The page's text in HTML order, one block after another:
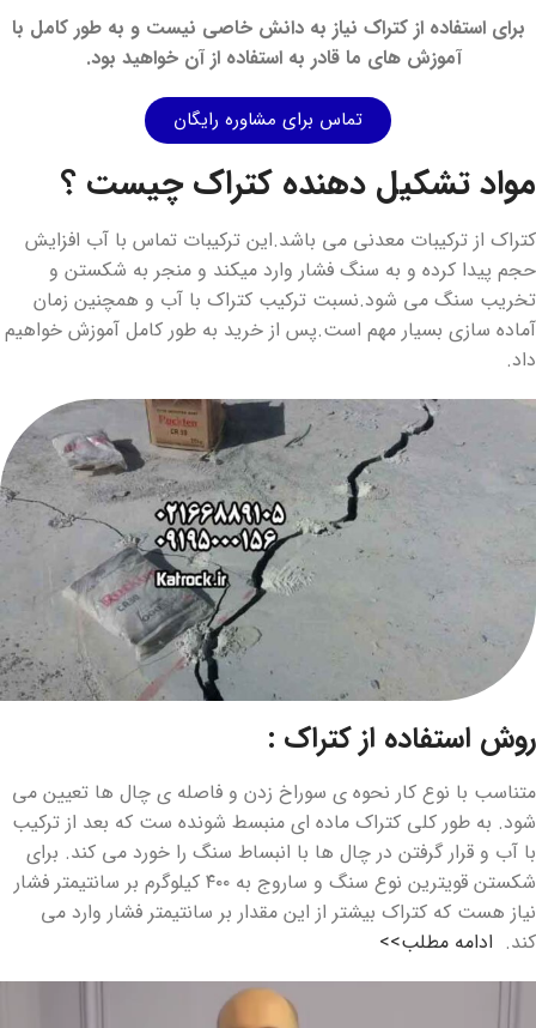
برای استفاده از کتراک نیاز به دانش خاصی نیست و به طور کامل با
آموزش های ما قادر به استفاده از آن خواهید بود.
تماس برای مشاوره رایگان
مواد تشکیل دهنده کتراک چیست ؟
کتراک از ترکیبات معدنی می باشد.این ترکیبات تماس با آب افزایش
حجم پیدا کرده و به سنگ فشار وارد میکند و منجر به شکستن و
تخریب سنگ می شود.نسبت ترکیب کتراک با آب و همچنین زمان
آماده سازی بسیار مهم است.پس از خرید به طور کامل آموزش خواهیم
داد.
روش استفاده از کتراک :
متناسب با نوع کار نحوه ی سوراخ زدن و فاصله ی چال ها تعیین می
شود. به طور کلی کتراک ماده ای منبسط شونده ست که بعد از ترکیب
با آب و قرار گرفتن در چال ها با انبساط سنگ را خورد می کند. برای
شکستن قویترین نوع سنگ و ساروج به ۴۰۰ کیلوگرم بر سانتیمتر فشار
نیاز هست که کتراک بیشتر از این مقدار بر سانتیمتر فشار وارد می
کند. ادامه مطلب>>